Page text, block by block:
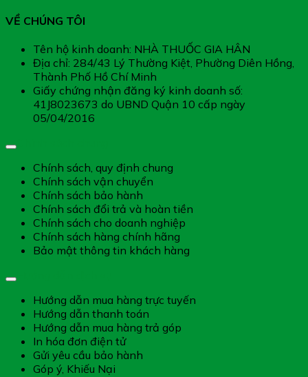
VỀ CHÚNG TÔI
Tên hộ kinh doanh: NHÀ THUỐC GIA HÂN
Địa chỉ: 284/43 Lý Thường Kiệt, Phường Diên Hồng,
Thành Phố Hồ Chí Minh
Giấy chứng nhận đăng ký kinh doanh số:
41J8023673 do UBND Quận 10 cấp ngày
05/04/2016
Chính sách, quy định chung
Chính sách vận chuyển
Chính sách bảo hành
Chính sách đổi trả và hoàn tiền
Chính sách cho doanh nghiệp
Chính sách hàng chính hãng
Bảo mật thông tin khách hàng
Hướng dẫn mua hàng trực tuyến
Hướng dẫn thanh toán
Hướng dẫn mua hàng trả góp
In hóa đơn điện tử
Gửi yêu cầu bảo hành
Góp ý, Khiếu Nại